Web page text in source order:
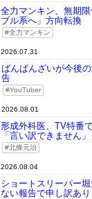
全力マンキン、無期
ブル系へ」方向転換
全力マンキン
2026.07.31
ばんばんざいが今後
告
YouTuber
2026.08.01
形成外科医、TV特番
「言い訳できません
北條元治
2026.08.04
ショートスリーパー
ない報告で申し訳あり